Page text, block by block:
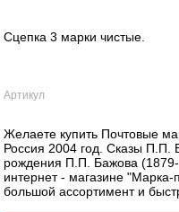
Сцепка 3 марки чистые.
Артикул
Желаете купить Почтовые
Россия 2004 год. Сказы П.П.
рождения П.П. Бажова
интернет - магазине
большой ассортимент и